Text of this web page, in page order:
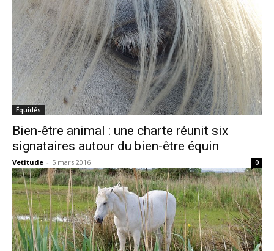
Équidés
Bien-être animal : une charte réunit six
signataires autour du bien-être équin
Vetitude - 5 mars 2016 0